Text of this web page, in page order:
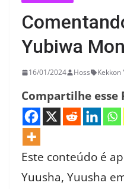
Yubiwa
16/01/2024 Hoss
Compartilhe esse
Este conteúdo é
Yuusha, Yuusha